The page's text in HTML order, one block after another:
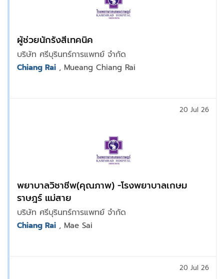
ผู้ช่วยนักรังสีเทคนิค
บริษัท ศรีบุรินทร์การแพทย์ จำกัด
Chiang Rai , Mueang Chiang Rai
พยาบาลวิชาชีพ(คุณภาพ) -โรงพยาบาลเกษม
ราษฎร์ แม่สาย
บริษัท ศรีบุรินทร์การแพทย์ จำกัด
20 Jul 26
Chiang Rai , Mae Sai
20 Jul 26